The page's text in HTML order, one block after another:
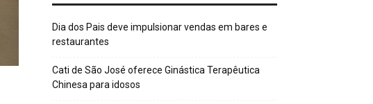
Dia dos Pais deve impulsionar vendas em bares e
restaurantes
Cati de São José oferece Ginástica Terapêutica
Chinesa para idosos